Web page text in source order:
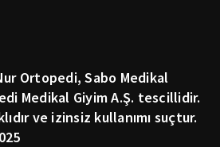
Ortopedi, Sabo Medikal
Medikal Giyim A.Ş. tescillidir.
ve izinsiz kullanımı suçtur.